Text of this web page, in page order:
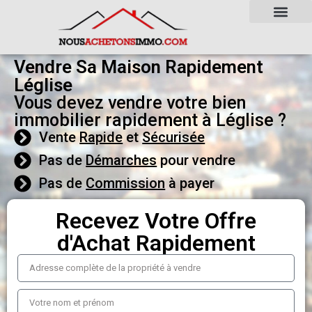
Vendre Sa Maison Rapidement
Léglise
Vous devez vendre votre bien
immobilier rapidement à Léglise ?
Vente Rapide etSécurisée
Pas deDémarches pour vendre
Pas de Commission à payer
Recevez Votre Offre
d'Achat Rapidement